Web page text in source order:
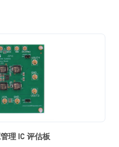
值
/断电时序
DC 开/关控制
装
理 IC 评估板